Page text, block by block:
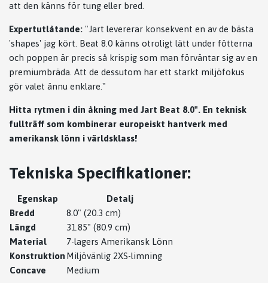
att den känns för tung eller bred.
Expertutlåtande: "Jart levererar konsekvent en av de bästa
'shapes' jag kört. Beat 8.0 känns otroligt lätt under fötterna
och poppen är precis så krispig som man förväntar sig av en
premiumbräda. Att de dessutom har ett starkt miljöfokus
gör valet ännu enklare."
Hitta rytmen i din åkning med Jart Beat 8.0". En teknisk
fullträff som kombinerar europeiskt hantverk med
amerikansk lönn i världsklass!
Tekniska Specifikationer:
Egenskap
Detalj
Bredd
8.0" (20.3 cm)
Längd
31.85" (80.9 cm)
Material
7-lagers Amerikansk Lönn
Konstruktion Miljövänlig 2XS-limning
Concave
Medium